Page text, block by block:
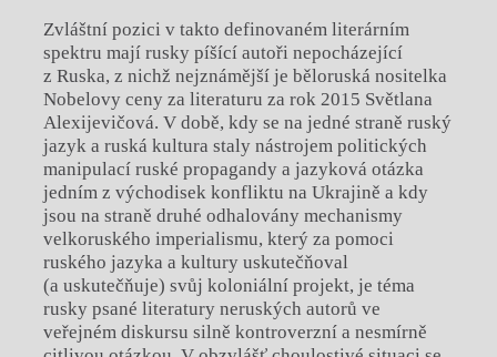
Zvláštní pozici v takto definovaném literárním
spektru mají rusky píšící autoři nepocházející
z Ruska, z nichž nejznámější je běloruská nositelka
Nobelovy ceny za literaturu za rok 2015 Světlana
Alexijevičová. V době, kdy se na jedné straně ruský
jazyk a ruská kultura staly nástrojem politických
manipulací ruské propagandy a jazyková otázka
jedním z východisek konfliktu na Ukrajině a kdy
jsou na straně druhé odhalovány mechanismy
velkoruského imperialismu, který za pomoci
ruského jazyka a kultury uskutečňoval
(a uskutečňuje) svůj koloniální projekt, je téma
rusky psané literatury neruských autorů ve
veřejném diskursu silně kontroverzní a nesmírně